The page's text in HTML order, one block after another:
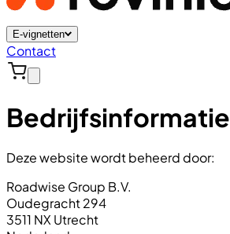
E-vignetten
Contact
Bedrijfsinformatie
Deze website wordt beheerd door:
Roadwise Group B.V.
Oudegracht 294
3511 NX Utrecht